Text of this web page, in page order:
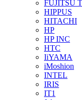
FUJITSU
HIPPUS
HITACHI
HP
HP INC
HTC
IiYAMA
iMoshion
INTEL
IRIS
IT1